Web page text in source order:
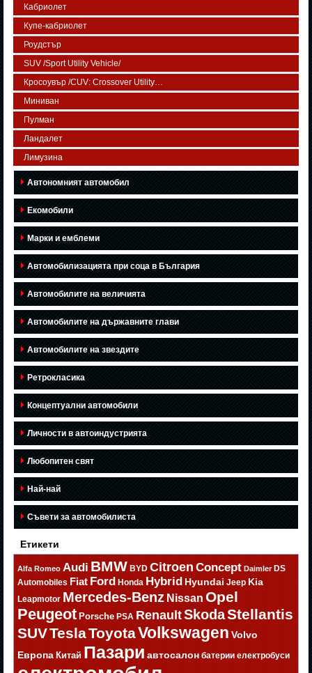
Кабриолет
Купе-кабриолет
Роудстър
SUV /Sport Utility Vehicle/
Кросоувър /CUV: Crossover Utility…
Миниван
Пулман
Ландалет
Лимузина
Автономният автомобил
Екомобили
Марки и емблеми
Автомобилизацията при соца в България
Автомобилите на величията
Автомобилите на държавните глави
Автомобилите на звездите
Ретрокласика
Концептуални автомобили
Личности в автоиндустрията
Любопитен свят
Най-най
Съвети за автомобилиста
Етикети
Alfa Romeo Audi BMW BYD Citroen Concept Daimler DS
Automobiles Fiat Ford Honda Hybrid Hyundai Jeep Kia
Leapmotor Mercedes-Benz Nissan Opel
Peugeot Porsche PSA RenaultSkodaStellantis
SUVTeslaToyotaVolkswagen Volvo
Европа Китай Пазари автосалон батерии електробуси